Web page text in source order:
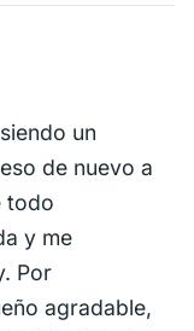
un
de nuevo a
todo
y me
Por
agradable,